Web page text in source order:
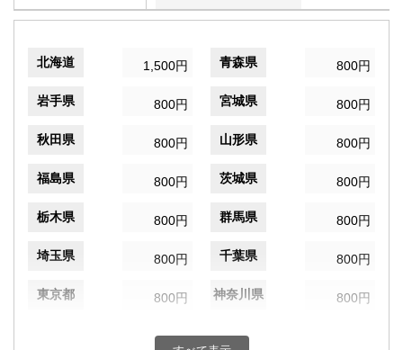
北海道 1,500円 青森県 800円
岩手県 800円 宮城県 800円
秋田県 800円 山形県 800円
福島県 800円 茨城県 800円
栃木県 800円 群馬県 800円
埼玉県 800円 千葉県 800円
東京都 800円 神奈川県 800円
800円 富山県